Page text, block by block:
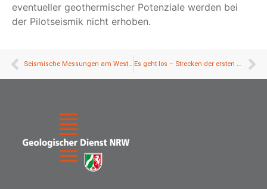
eventueller geothermischer Potenziale werden bei
der Pilotseismik nicht erhoben.